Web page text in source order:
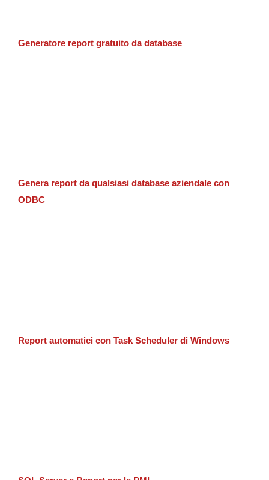
Generatore report gratuito da database
Genera report da qualsiasi database aziendale con
ODBC
Report automatici con Task Scheduler di Windows